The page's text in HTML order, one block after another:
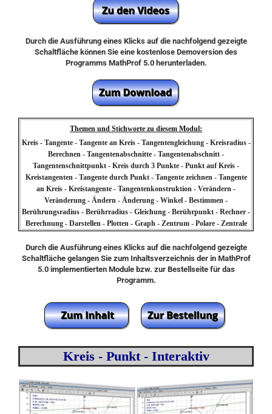
Durch die Ausführung eines Klicks auf die nachfolgend gezeigte
Schaltfläche können Sie eine kostenlose Demoversion des
Programms MathProf 5.0 herunterladen.
Themen und Stichworte zu diesem Modul:
Kreis - Tangente - Tangente an Kreis - Tangentengleichung - Kreisradius -
Berechnen - Tangentenabschnitte - Tangentenabschnitt -
Tangentenschnittpunkt - Kreis durch 3 Punkte - Punkt auf Kreis -
Kreistangenten - Tangente durch Punkt - Tangente zeichnen - Tangente
an Kreis - Kreistangente - Tangentenkonstruktion - Verändern -
Veränderung - Ändern - Änderung - Winkel - Bestimmen -
Berührungsradius - Berührradius - Gleichung - Berührpunkt - Rechner -
Berechnung - Darstellen - Plotten - Graph - Zentrum - Polare - Zentrale
Durch die Ausführung eines Klicks auf die nachfolgend gezeigte
Schaltfläche gelangen Sie zum Inhaltsverzeichnis der in MathProf
5.0 implementierten Module bzw. zur Bestellseite für das
Programm.
Kreis - Punkt - Interaktiv